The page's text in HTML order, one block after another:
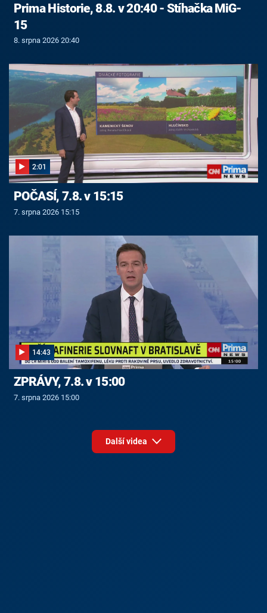
Prima Historie, 8.8. v 20:40 - Stíhačka MiG-
15
8. srpna 2026 20:40
2:01
POČASÍ, 7.8. v 15:15
7. srpna 2026 15:15
14:43
ZPRÁVY, 7.8. v 15:00
7. srpna 2026 15:00
Další videa